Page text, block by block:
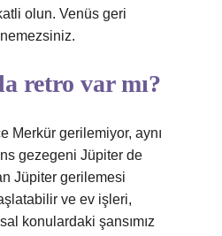
olun. Venüs geri
retro var mı?
Merkür gerilemiyor, aynı
gezegeni Jüpiter de
Jüpiter gerilemesi
ve ev işleri,
konulardaki şansımız